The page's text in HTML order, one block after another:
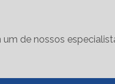
de nossos